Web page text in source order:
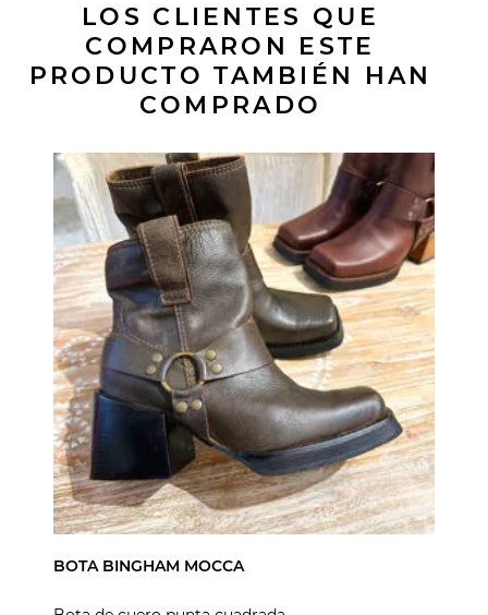
LOS CLIENTES QUE
COMPRARON ESTE
PRODUCTO TAMBIÉN HAN
COMPRADO
BOTA BINGHAM MOCCA